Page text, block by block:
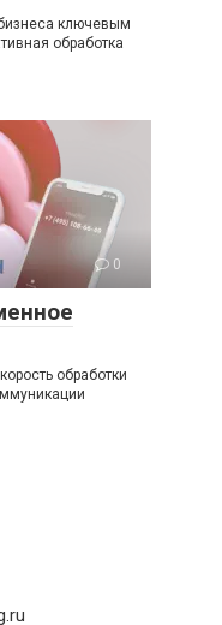
ключевым
обработка
0
обработки